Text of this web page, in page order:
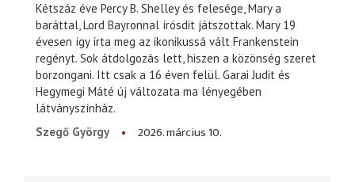
Kétszáz éve Percy B. Shelley és felesége, Mary a
baráttal, Lord Bayronnal írósdit játszottak. Mary 19
évesen így írta meg az ikonikussá vált Frankenstein
regényt. Sok átdolgozás lett, hiszen a közönség szeret
borzongani. Itt csak a 16 éven felül. Garai Judit és
Hegymegi Máté új változata ma lényegében
látványszínház.
Szegő György
2026. március 10.